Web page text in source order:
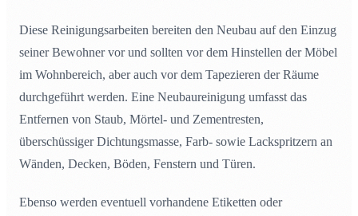
Diese Reinigungsarbeiten bereiten den Neubau auf den Einzug
seiner Bewohner vor und sollten vor dem Hinstellen der Möbel
im Wohnbereich, aber auch vor dem Tapezieren der Räume
durchgeführt werden. Eine Neubaureinigung umfasst das
Entfernen von Staub, Mörtel- und Zementresten,
überschüssiger Dichtungsmasse, Farb- sowie Lackspritzern an
Wänden, Decken, Böden, Fenstern und Türen.
Ebenso werden eventuell vorhandene Etiketten oder